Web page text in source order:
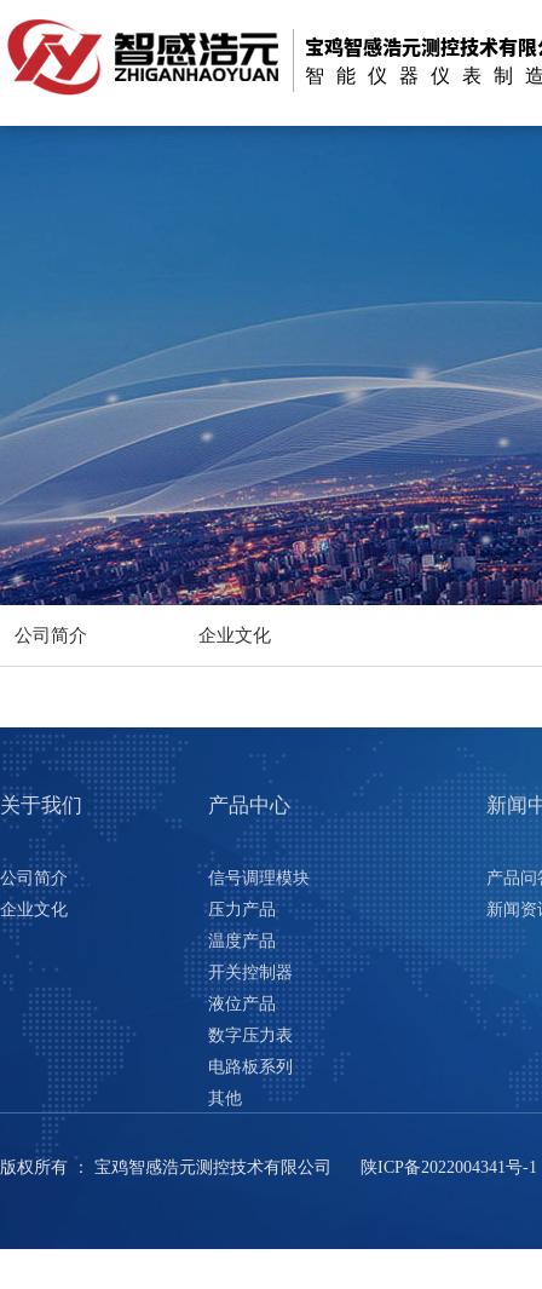
宝鸡智感浩元测控技术有
智能仪器仪表制
公司简介 企业文化
关于我们
公司简介
企业文化
产品中心
信号调理模块
压力产品
温度产品
开关控制器
液位产品
数字压力表
电路板系列
其他
新闻
产品问
新闻资
版权所有 ： 宝鸡智感浩元测控技术有限公司 陕ICP备2022004341号-1